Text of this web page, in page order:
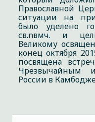
Православной
ситуации на
было уделено
св.nвмч. и
Великому
конец октября
посвящена
Чрезвычайным
России в